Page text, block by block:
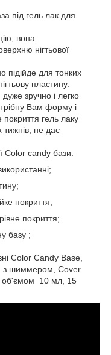
під гель лак для
вона
нігтьової
підійде для тонких
пластину.
дуже зручно і легко
Вам форму і
гель лаку
тижнів, не дає
Color candy бази:
покриття;
покриття;
базу ;
Color Candy Base,
з шиммером, Cover
об'ємом 10 мл, 15